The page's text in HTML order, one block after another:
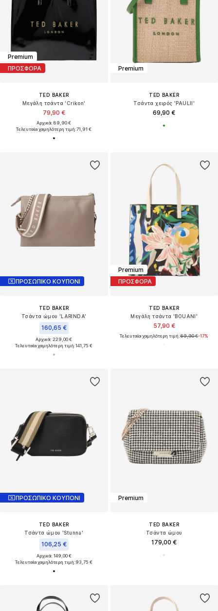
Premium
ΠΡΟΣΦΟΡΑ
TED BAKER
Μεγάλη τσάντα 'Crikon'
79,90 €
Αρχικά: 89,90 €
Τελευταία χαμηλότερη τιμή:71,91 €
Premium
TED BAKER
Τσάντα χειρός 'PAULII'
69,90 €
ΠΡΟΣΩΠΙΚΟ ΚΟΥΠΟΝΙ
TED BAKER
Τσάντα ώμου 'LARINDA'
160,65 €
Αρχικά: 229,00 €
Τελευταία χαμηλότερη τιμή:141,75 €
Premium
ΠΡΟΣΦΟΡΑ
TED BAKER
Μεγάλη τσάντα 'BOUANI'
57,90 €
Τελευταία χαμηλότερη τιμή:69,90 €-17%
ΠΡΟΣΩΠΙΚΟ ΚΟΥΠΟΝΙ
TED BAKER
Τσάντα ώμου 'Stunna'
106,25 €
Αρχικά: 149,00 €
Τελευταία χαμηλότερη τιμή:93,75 €
Premium
TED BAKER
Τσάντα ώμου
179,00 €